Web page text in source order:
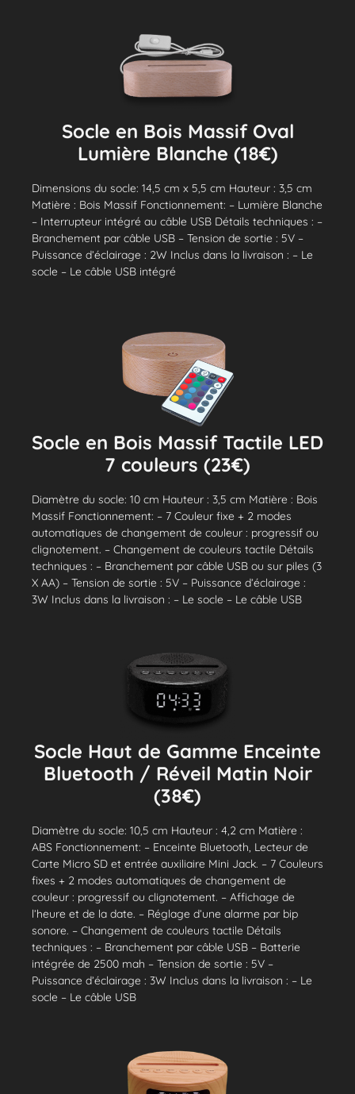
Socle en Bois Massif Oval
Lumière Blanche (18€)
Dimensions du socle: 14,5 cm x 5,5 cm Hauteur : 3,5 cm
Matière : Bois Massif Fonctionnement: – Lumière Blanche
– Interrupteur intégré au câble USB Détails techniques : –
Branchement par câble USB – Tension de sortie : 5V –
Puissance d’éclairage : 2W Inclus dans la livraison : – Le
socle – Le câble USB intégré
Socle en Bois Massif Tactile LED
7 couleurs (23€)
Diamètre du socle: 10 cm Hauteur : 3,5 cm Matière : Bois
Massif Fonctionnement: – 7 Couleur fixe + 2 modes
automatiques de changement de couleur : progressif ou
clignotement. – Changement de couleurs tactile Détails
techniques : – Branchement par câble USB ou sur piles (3
X AA) – Tension de sortie : 5V – Puissance d’éclairage :
3W Inclus dans la livraison : – Le socle – Le câble USB
Socle Haut de Gamme Enceinte
Bluetooth / Réveil Matin Noir
(38€)
Diamètre du socle: 10,5 cm Hauteur : 4,2 cm Matière :
ABS Fonctionnement: – Enceinte Bluetooth, Lecteur de
Carte Micro SD et entrée auxiliaire Mini Jack. – 7 Couleurs
fixes + 2 modes automatiques de changement de
couleur : progressif ou clignotement. – Affichage de
l’heure et de la date. – Réglage d’une alarme par bip
sonore. – Changement de couleurs tactile Détails
techniques : – Branchement par câble USB – Batterie
intégrée de 2500 mah – Tension de sortie : 5V –
Puissance d’éclairage : 3W Inclus dans la livraison : – Le
socle – Le câble USB